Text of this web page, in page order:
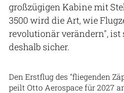
großzügigen Kabine mit
3500 wird die Art, wie
revolutionär verändern", ist
deshalb sicher.
Den Erstflug des "fliegenden
peilt Otto Aerospace für 2027